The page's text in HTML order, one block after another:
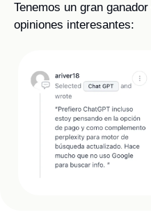
Tenemos un gran ganador
opiniones interesantes: